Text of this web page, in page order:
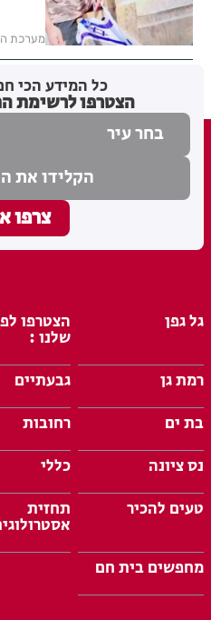
מערכת
כל המידע הכי
הצטרפו לרשימת
גל גפן הצטרפו
שלנו :
רמת גן
גבעתיים
בת ים
רחובות
נס ציונה
כללי
טעים להכיר
תחזית
מחפשים בית חם